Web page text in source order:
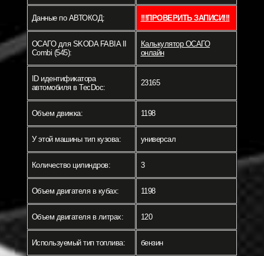
Данные по АВТОКОД: !!!ПРОВЕРИТЬ ЗАПИСИ!!!
ОСАГО для SKODA FABIA II
Combi (545):
Калькулятор ОСАГО
онлайн
ID идентификатора
автомобиля в TecDoc:
23165
Объем движка: 1198
У этой машины тип кузова: универсал
Количество цилиндров: 3
Объем двигателя в кубах: 1198
Объем двигателя в литрах: 120
Используемый тип топлива: бензин